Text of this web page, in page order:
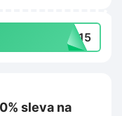
TS15
sleva na